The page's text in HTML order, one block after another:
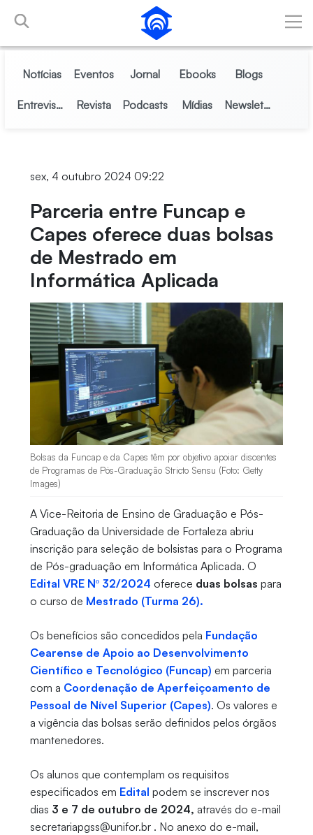
Pular para o Conteúdo principal
Notícias Eventos Jornal Ebooks Blogs
Entrevistas Revista Podcasts Mídias Newsletter
sex, 4 outubro 2024 09:22
Parceria entre Funcap e
Capes oferece duas bolsas
de Mestrado em
Informática Aplicada
Bolsas da Funcap e da Capes têm por objetivo apoiar discentes
de Programas de Pós-Graduação Stricto Sensu (Foto: Getty
Images)
A Vice-Reitoria de Ensino de Graduação e Pós-
Graduação da Universidade de Fortaleza abriu
inscrição para seleção de bolsistas para o Programa
de Pós-graduação em Informática Aplicada. O
Edital VRE Nº 32/2024 oferece duas bolsas para
o curso de Mestrado (Turma 26).
Os benefícios são concedidos pela Fundação
Cearense de Apoio ao Desenvolvimento
Científico e Tecnológico (Funcap) em parceria
com a Coordenação de Aperfeiçoamento de
Pessoal de Nível Superior (Capes). Os valores e
a vigência das bolsas serão definidos pelos órgãos
mantenedores.
Os alunos que contemplam os requisitos
especificados em Edital podem se inscrever nos
dias 3 e 7 de outubro de 2024, através do e-mail
secretariapgss@unifor.br . No anexo do e-mail,